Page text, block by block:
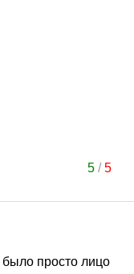
5/5
просто лицо